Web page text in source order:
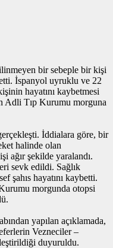
bir sebeple bir kişi
İspanyol uyruklu ve 22
hayatını kaybetmesi
Adli Tıp Kurumu morguna
İddialara göre, bir
halinde olan
ağır şekilde yaralandı.
sevk edildi. Sağlık
şahıs hayatını kaybetti.
morgunda otopsi
yapılan açıklamada,
Vezneciler –
duyuruldu.